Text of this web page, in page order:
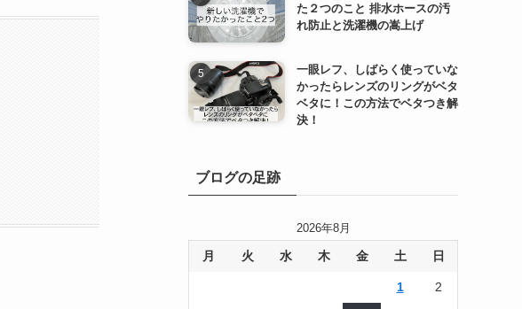
た２つのこと 排水ホースの汚
れ防止と洗濯機の嵩上げ
一眼レフ、しばらく使っていな
かったらレンズのリングがベタ
ベタに！この方法でベタつき解
決！
ブログの足跡
2026年8月
月 火 水 木 金 土 日
1 2